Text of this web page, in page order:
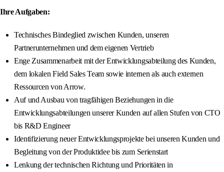
Ihre Aufgaben:
Technisches Bindeglied zwischen Kunden, unseren
Partnerunternehmen und dem eigenen Vertrieb
Enge Zusammenarbeit mit der Entwicklungsabteilung des Kunden,
dem lokalen Field Sales Team sowie internen als auch externen
Ressourcen von Arrow.
Auf und Ausbau von tragfähigen Beziehungen in die
Entwicklungsabteilungen unserer Kunden auf allen Stufen von CTO
bis R&D Engineer
Identifizierung neuer Entwicklungsprojekte bei unseren Kunden und
Begleitung von der Produktidee bis zum Serienstart
Lenkung der technischen Richtung und Prioritäten in